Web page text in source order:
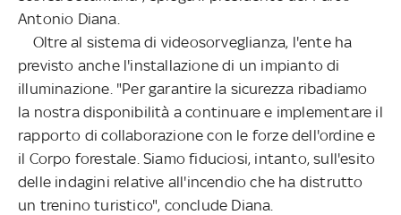
Antonio Diana.
Oltre al sistema di videosorveglianza, l'ente ha
previsto anche l'installazione di un impianto di
illuminazione. "Per garantire la sicurezza ribadiamo
la nostra disponibilità a continuare e implementare il
rapporto di collaborazione con le forze dell'ordine e
il Corpo forestale. Siamo fiduciosi, intanto, sull'esito
delle indagini relative all'incendio che ha distrutto
un trenino turistico", conclude Diana.